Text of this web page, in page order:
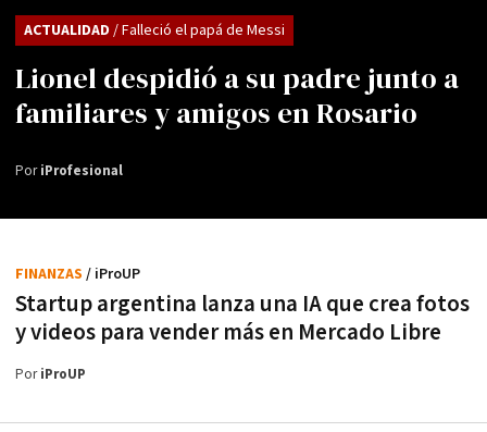
Lionel despidió a su padre junto a
familiares y amigos en Rosario
ACTUALIDAD / Falleció el papá de Messi
PoriProfesional
Startup argentina lanza una IA que crea fotos
y videos para vender más en Mercado Libre
FINANZAS / iProUP
PoriProUP